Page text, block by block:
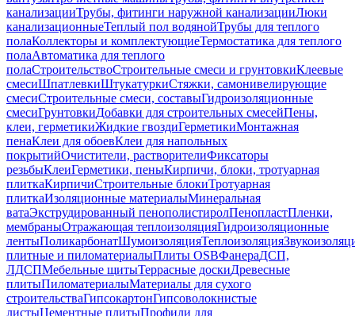
канализацииТрубы, фитинги наружной канализацииЛюки
канализационныеТеплый пол водянойТрубы для теплого
полаКоллекторы и комплектующиеТермостатика для теплого
полаАвтоматика для теплого
полаСтроительствоСтроительные смеси и грунтовкиКлеевые
смесиШпатлевкиШтукатуркиСтяжки, самонивелирующие
смесиСтроительные смеси, составыГидроизоляционные
смесиГрунтовкиДобавки для строительных смесейПены,
клеи, герметикиЖидкие гвоздиГерметикиМонтажная
пенаКлеи для обоевКлеи для напольных
покрытийОчистители, растворителиФиксаторы
резьбыКлеиГерметики, пеныКирпичи, блоки, тротуарная
плиткаКирпичиСтроительные блокиТротуарная
плиткаИзоляционные материалыМинеральная
ватаЭкструдированный пенополистиролПенопластПленки,
мембраныОтражающая теплоизоляцияГидроизоляционные
лентыПоликарбонатШумоизоляцияТеплоизоляция
плитные и пиломатериалыПлиты OSBФанераДСП,
ЛДСПМебельные щитыТеррасные доскиДревесные
плитыПиломатериалыМатериалы для сухого
строительстваГипсокартонГипсоволокнистые
листыЦементные плитыПрофили для